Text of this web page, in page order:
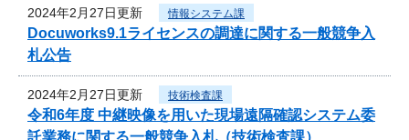
2024年2月27日更新 情報システム課
Docuworks9.1ライセンスの調達に関する一般競争入
札公告
2024年2月27日更新 技術検査課
令和6年度 中継映像を用いた現場遠隔確認システム委
託業務に関する一般競争入札（技術検査課）